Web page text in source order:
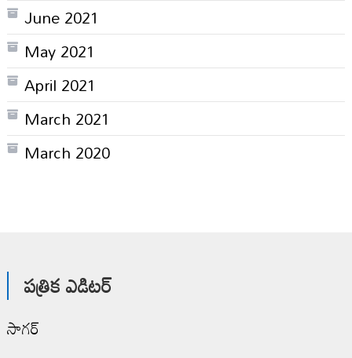
June 2021
May 2021
April 2021
March 2021
March 2020
పత్రిక ఎడిటర్
సాగర్